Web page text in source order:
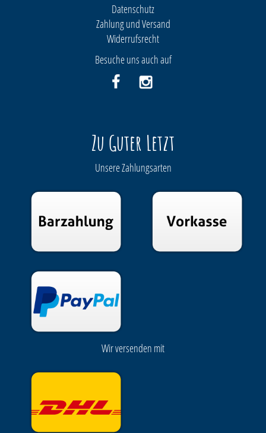
Datenschutz
Zahlung und Versand
Widerrufsrecht
Besuche uns auch auf
Zu Guter Letzt
Unsere Zahlungsarten
Wir versenden mit